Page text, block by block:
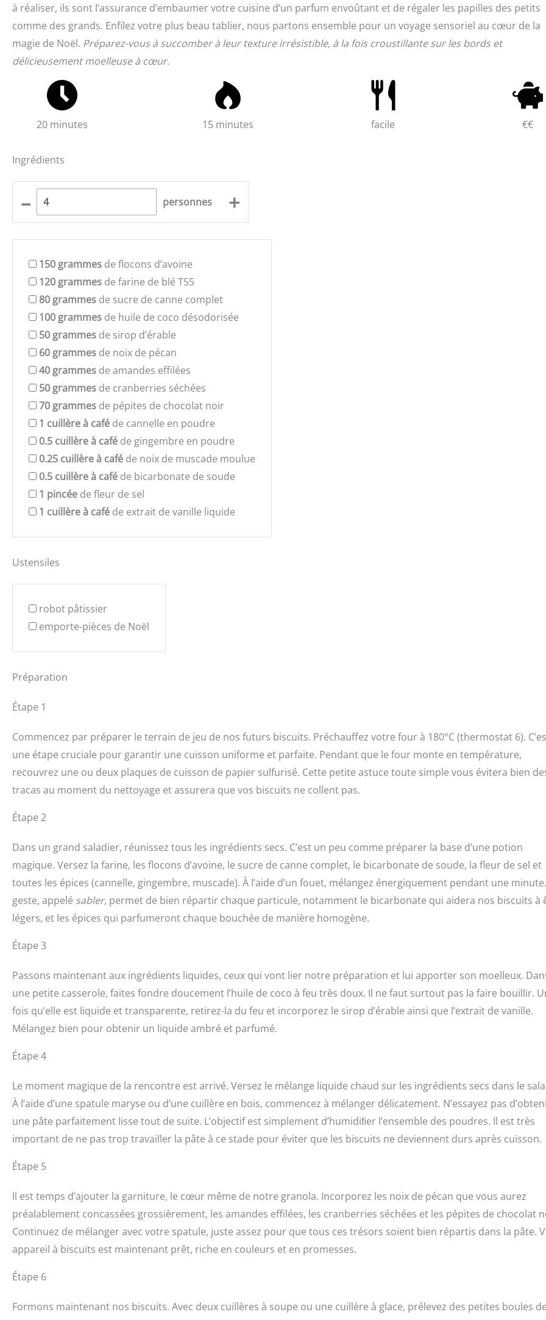
à réaliser, ils sont l’assurance d’embaumer votre cuisine d’un parfum envoûtant et de régaler les papilles des petits
comme des grands. Enfilez votre plus beau tablier, nous partons ensemble pour un voyage sensoriel au cœur de la
magie de Noël. Préparez-vous à succomber à leur texture irrésistible, à la fois croustillante sur les bords et
délicieusement moelleuse à cœur.
20 minutes 15 minutes facile €€
Ingrédients
– personnes +
150 grammes de flocons d’avoine
120 grammes de farine de blé T55
80 grammes de sucre de canne complet
100 grammes de huile de coco désodorisée
50 grammes de sirop d’érable
60 grammes de noix de pécan
40 grammes de amandes effilées
50 grammes de cranberries séchées
70 grammes de pépites de chocolat noir
1 cuillère à café de cannelle en poudre
0.5 cuillère à café de gingembre en poudre
0.25 cuillère à café de noix de muscade moulue
0.5 cuillère à café de bicarbonate de soude
1 pincée de fleur de sel
1 cuillère à café de extrait de vanille liquide
Ustensiles
robot pâtissier
emporte-pièces de Noël
Préparation
Étape 1
Commencez par préparer le terrain de jeu de nos futurs biscuits. Préchauffez votre four à 180°C (thermostat 6).
une étape cruciale pour garantir une cuisson uniforme et parfaite. Pendant que le four monte en température,
recouvrez une ou deux plaques de cuisson de papier sulfurisé. Cette petite astuce toute simple vous évitera bien
tracas au moment du nettoyage et assurera que vos biscuits ne collent pas.
Étape 2
Dans un grand saladier, réunissez tous les ingrédients secs. C’est un peu comme préparer la base d’une potion
magique. Versez la farine, les flocons d’avoine, le sucre de canne complet, le bicarbonate de soude, la fleur de sel et
toutes les épices (cannelle, gingembre, muscade). À l’aide d’un fouet, mélangez énergiquement pendant une
geste, appelé sabler, permet de bien répartir chaque particule, notamment le bicarbonate qui aidera nos biscuits à
légers, et les épices qui parfumeront chaque bouchée de manière homogène.
Étape 3
Passons maintenant aux ingrédients liquides, ceux qui vont lier notre préparation et lui apporter son moelleux.
une petite casserole, faites fondre doucement l’huile de coco à feu très doux. Il ne faut surtout pas la faire bouillir.
fois qu’elle est liquide et transparente, retirez-la du feu et incorporez le sirop d’érable ainsi que l’extrait de vanille.
Mélangez bien pour obtenir un liquide ambré et parfumé.
Étape 4
Le moment magique de la rencontre est arrivé. Versez le mélange liquide chaud sur les ingrédients secs dans le
À l’aide d’une spatule maryse ou d’une cuillère en bois, commencez à mélanger délicatement. N’essayez pas
une pâte parfaitement lisse tout de suite. L’objectif est simplement d’humidiﬁer l’ensemble des poudres. Il est très
important de ne pas trop travailler la pâte à ce stade pour éviter que les biscuits ne deviennent durs après cuisson.
Étape 5
Il est temps d’ajouter la garniture, le cœur même de notre granola. Incorporez les noix de pécan que vous aurez
préalablement concassées grossièrement, les amandes effilées, les cranberries séchées et les pépites de chocolat
Continuez de mélanger avec votre spatule, juste assez pour que tous ces trésors soient bien répartis dans la pâte.
appareil à biscuits est maintenant prêt, riche en couleurs et en promesses.
Étape 6
Formons maintenant nos biscuits. Avec deux cuillères à soupe ou une cuillère à glace, prélevez des petites boules